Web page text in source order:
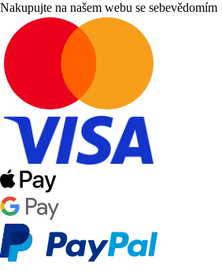
Nakupujte na našem webu se sebevědomím